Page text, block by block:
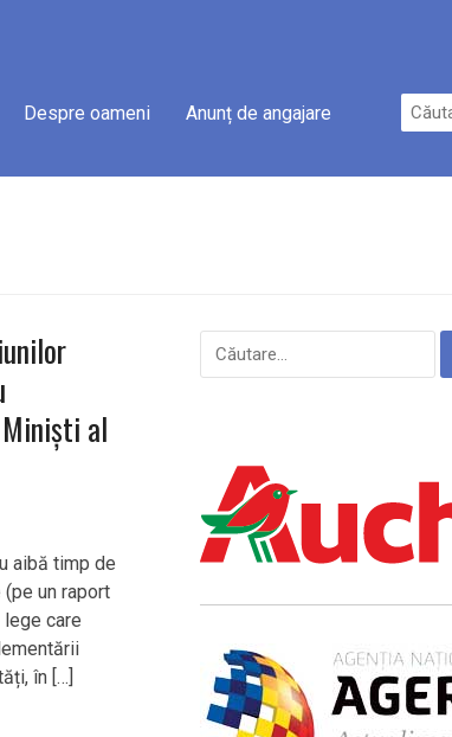
Despre oameni Anunț de angajare
Caută
după:
al
aibă timp de
un raport
care
în […]
Caută
după: